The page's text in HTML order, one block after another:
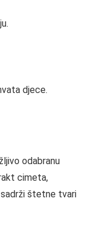
djece.
odabranu
cimeta,
sadrži štetne tvari